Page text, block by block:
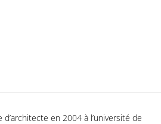
en 2004 à l’université de